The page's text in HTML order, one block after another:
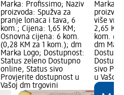
Marka: Profissimo; Naziv
proizvoda: Spužva za
pranje lonaca i tava, 6
kom.; Cijena: 1,65 KM;
Osnovna cijena: 6 kom.
(0,28 KM za 1 kom.); dm
Marka Logo; Dostupnost:
Status zeleno Dostupno
online, Status sivo
Provjerite dostupnost u
Vašoj dm trgovini
Marka:
više
2,65
kom.
dm
sivo
u Vašoj